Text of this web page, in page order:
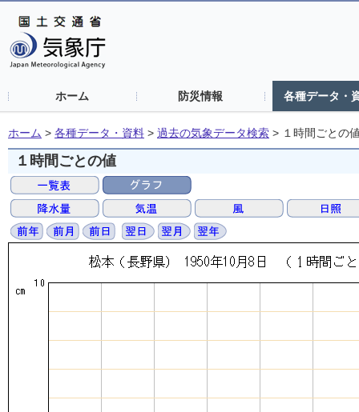
ホーム 防災情報 各種データ・
ホーム > 各種データ・資料 > 過去の気象データ検索 > １時間ごとの
１時間ごとの値